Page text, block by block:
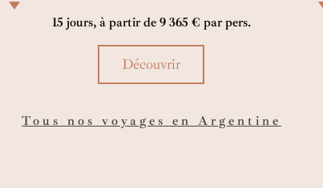
et passionnée ville de Buenos Aires.
15 jours, à partir de 9 365 € par pers.
Découvrir
Tous nos voyages en Argentine